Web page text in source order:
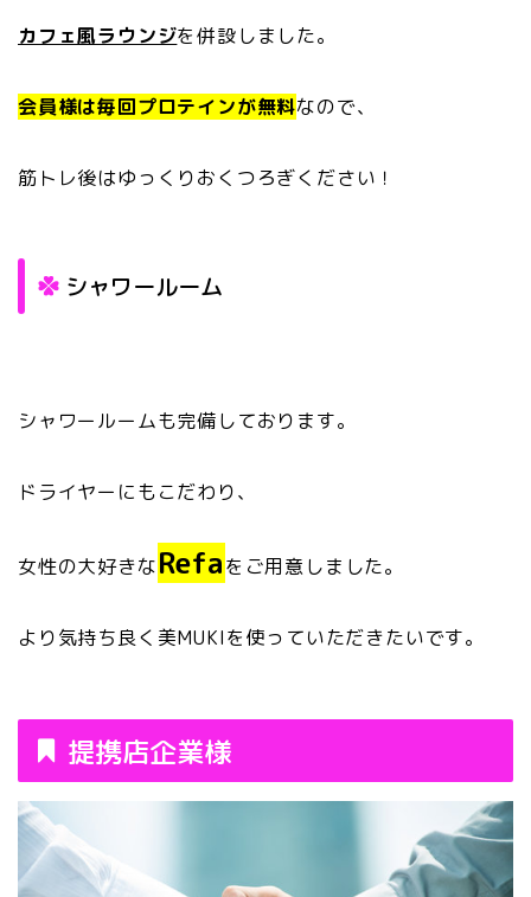
カフェ風ラウンジを併設しました。
会員様は毎回プロテインが無料なので、
筋トレ後はゆっくりおくつろぎください！
シャワールーム
シャワールームも完備しております。
ドライヤーにもこだわり、
女性の大好きなRefaをご用意しました。
より気持ち良く美MUKIを使っていただきたいです。
提携店企業様